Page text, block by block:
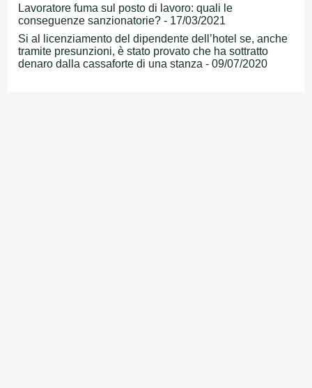
Lavoratore fuma sul posto di lavoro: quali le
conseguenze sanzionatorie? - 17/03/2021
Si al licenziamento del dipendente dell’hotel se, anche
tramite presunzioni, è stato provato che ha sottratto
denaro dalla cassaforte di una stanza - 09/07/2020